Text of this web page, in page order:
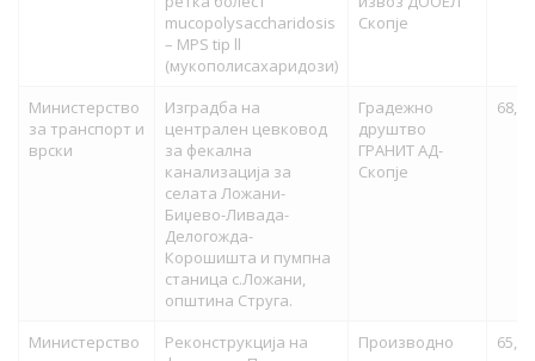
mucopolysaccharidosis
– MPS tip ll
(мукополисахаридози)
Скопје
Министерство
за транспорт и
врски
Изградба на
централен цевковод
за фекална
канализација за
селата Ложани-
Биџево-Ливада-
Делогожда-
Корошишта и пумпна
станица с.Ложани,
општина Струга.
Градежно
друштво
ГРАНИТ АД-
Скопје
Министерство
Реконструкција на
Производно